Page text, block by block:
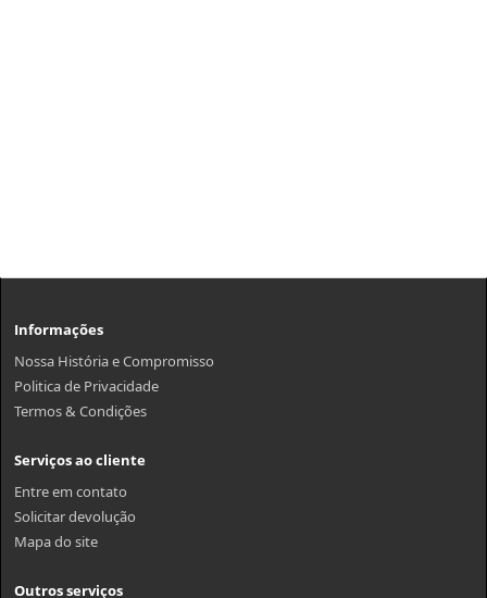
Informações
Nossa História e Compromisso
Politica de Privacidade
Termos & Condições
Serviços ao cliente
Entre em contato
Solicitar devolução
Mapa do site
Outros serviços